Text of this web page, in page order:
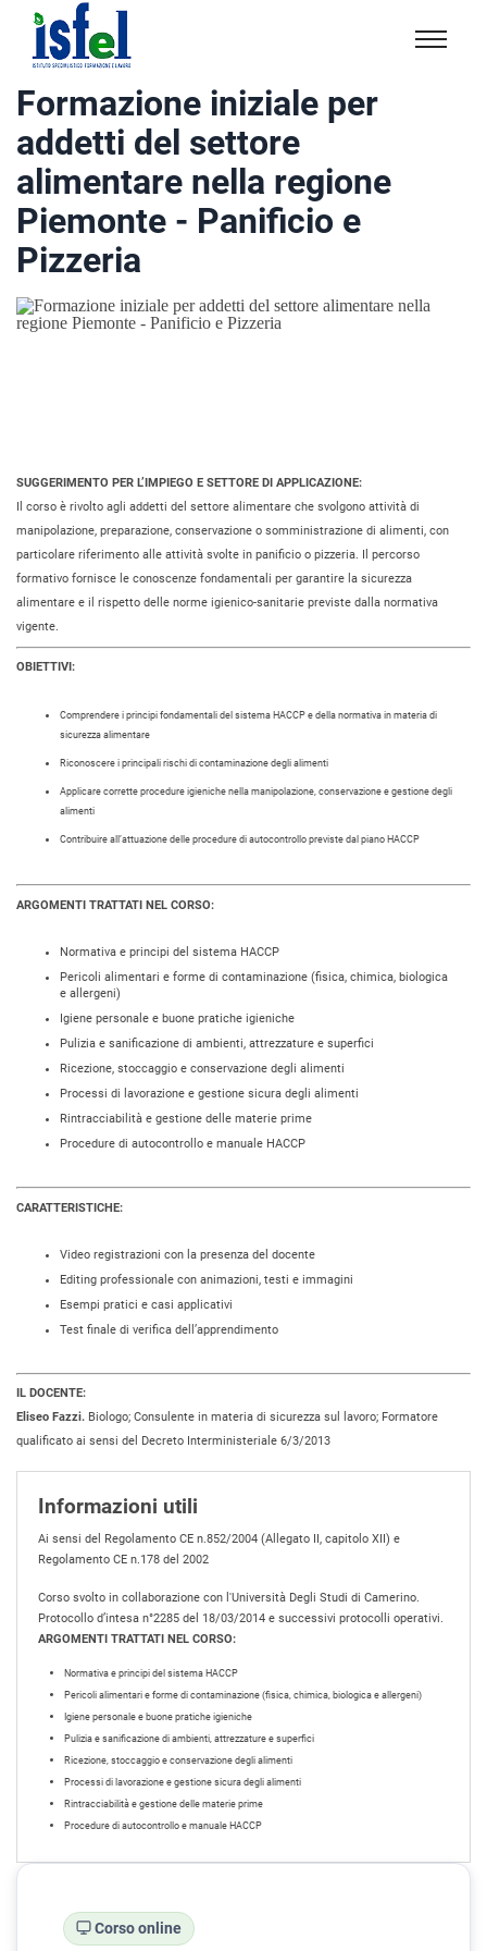
Isfel
Istituto
specialistico
formazione
e
lavoro
Formazione iniziale per
addetti del settore
alimentare nella regione
Piemonte - Panificio e
Pizzeria
SUGGERIMENTO PER L’IMPIEGO E SETTORE DI APPLICAZIONE:
Il corso è rivolto agli addetti del settore alimentare che svolgono attività di
manipolazione, preparazione, conservazione o somministrazione di alimenti, con
particolare riferimento alle attività svolte in panificio o pizzeria. Il percorso
formativo fornisce le conoscenze fondamentali per garantire la sicurezza
alimentare e il rispetto delle norme igienico-sanitarie previste dalla normativa
vigente.
OBIETTIVI:
Comprendere i principi fondamentali del sistema HACCP e della normativa in materia di
sicurezza alimentare
Riconoscere i principali rischi di contaminazione degli alimenti
Applicare corrette procedure igieniche nella manipolazione, conservazione e gestione degli
alimenti
Contribuire all’attuazione delle procedure di autocontrollo previste dal piano HACCP
ARGOMENTI TRATTATI NEL CORSO:
Normativa e principi del sistema HACCP
Pericoli alimentari e forme di contaminazione (fisica, chimica, biologica
e allergeni)
Igiene personale e buone pratiche igieniche
Pulizia e sanificazione di ambienti, attrezzature e superfici
Ricezione, stoccaggio e conservazione degli alimenti
Processi di lavorazione e gestione sicura degli alimenti
Rintracciabilità e gestione delle materie prime
Procedure di autocontrollo e manuale HACCP
CARATTERISTICHE:
Video registrazioni con la presenza del docente
Editing professionale con animazioni, testi e immagini
Esempi pratici e casi applicativi
Test finale di verifica dell’apprendimento
IL DOCENTE:
Eliseo Fazzi. Biologo; Consulente in materia di sicurezza sul lavoro; Formatore
qualificato ai sensi del Decreto Interministeriale 6/3/2013
Informazioni utili
Ai sensi del Regolamento CE n.852/2004 (Allegato II, capitolo XII) e
Regolamento CE n.178 del 2002
Corso svolto in collaborazione con l'Università Degli Studi di Camerino.
Protocollo d’intesa n°2285 del 18/03/2014 e successivi protocolli operativi.
ARGOMENTI TRATTATI NEL CORSO:
Normativa e principi del sistema HACCP
Pericoli alimentari e forme di contaminazione (fisica, chimica, biologica e allergeni)
Igiene personale e buone pratiche igieniche
Pulizia e sanificazione di ambienti, attrezzature e superfici
Ricezione, stoccaggio e conservazione degli alimenti
Processi di lavorazione e gestione sicura degli alimenti
Rintracciabilità e gestione delle materie prime
Procedure di autocontrollo e manuale HACCP
Corso online